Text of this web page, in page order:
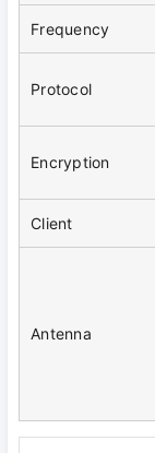
Frequency
Protocol
Encryption
Client
Antenna